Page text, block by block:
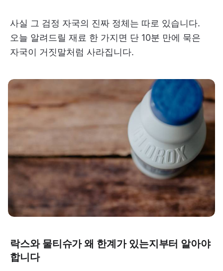
사실 그 검정 자국의 진짜 정체는 따로 있습니다.
오늘 알려드릴 재료 한 가지면 단 10분 만에 묵은
자국이 거짓말처럼 사라집니다.
락스와 물티슈가 왜 한계가 있는지부터 알아야
합니다